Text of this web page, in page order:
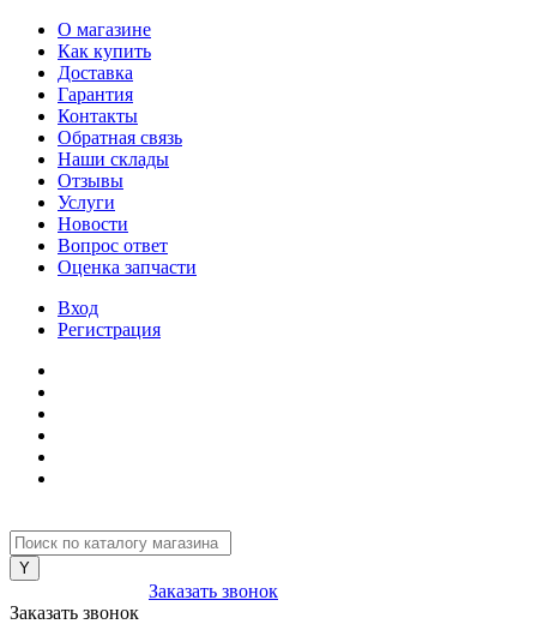
О магазине
Как купить
Доставка
Гарантия
Контакты
Обратная связь
Наши склады
Отзывы
Услуги
Новости
Вопрос ответ
Оценка запчасти
Вход
Регистрация
Заказать звонок
Заказать звонок